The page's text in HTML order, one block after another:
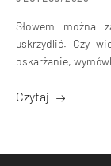
Słowem
uskrzydlić. Czy
oskarżanie,
Czytaj